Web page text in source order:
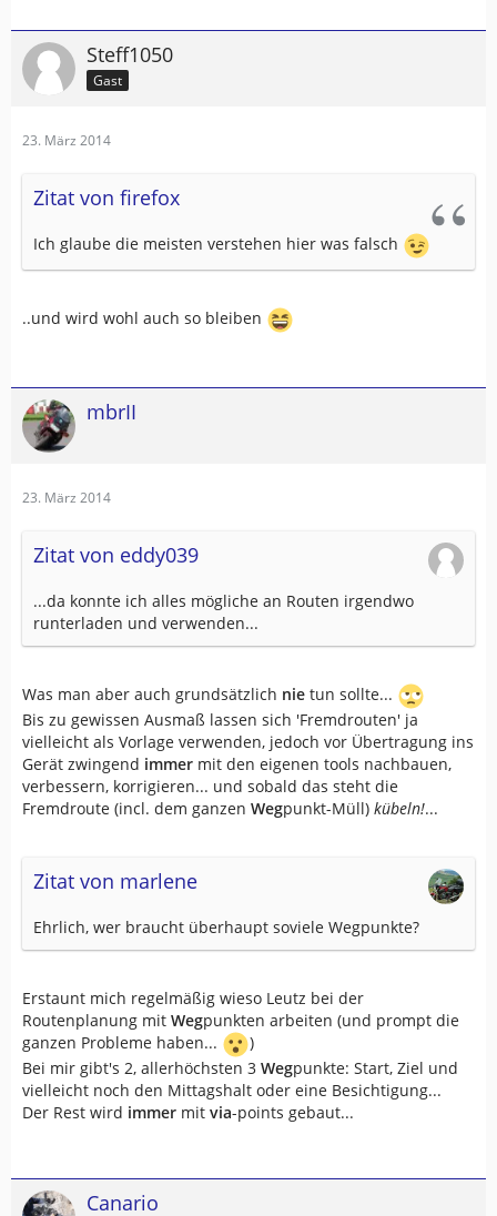
Steff1050
Gast
23. März 2014
Zitat von firefox
Ich glaube die meisten verstehen hier was falsch
..und wird wohl auch so bleiben
mbrII
23. März 2014
Zitat von eddy039
...da konnte ich alles mögliche an Routen irgendwo
runterladen und verwenden...
Was man aber auch grundsätzlich nie tun sollte...
Bis zu gewissen Ausmaß lassen sich 'Fremdrouten' ja
vielleicht als Vorlage verwenden, jedoch vor Übertragung ins
Gerät zwingend immer mit den eigenen tools nachbauen,
verbessern, korrigieren... und sobald das steht die
Fremdroute (incl. dem ganzen Wegpunkt-Müll) kübeln!...
Zitat von marlene
Ehrlich, wer braucht überhaupt soviele Wegpunkte?
Erstaunt mich regelmäßig wieso Leutz bei der
Routenplanung mit Wegpunkten arbeiten (und prompt die
ganzen Probleme haben...
)
Bei mir gibt's 2, allerhöchsten 3 Wegpunkte: Start, Ziel und
vielleicht noch den Mittagshalt oder eine Besichtigung...
Der Rest wird immer mit via-points gebaut...
Canario